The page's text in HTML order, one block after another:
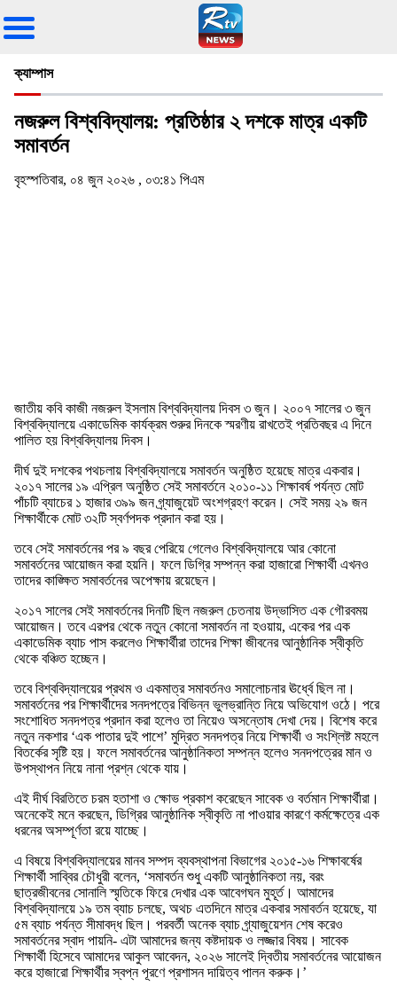
ক্যাম্পাস
নজরুল বিশ্ববিদ্যালয়: প্রতিষ্ঠার ২ দশকে মাত্র একটি
সমাবর্তন
বৃহস্পতিবার, ০৪ জুন ২০২৬ , ০৩:৪১ পিএম
জাতীয় কবি কাজী নজরুল ইসলাম বিশ্ববিদ্যালয় দিবস ৩ জুন। ২০০৭ সালের ৩ জুন
বিশ্ববিদ্যালয়ে একাডেমিক কার্যক্রম শুরুর দিনকে স্মরণীয় রাখতেই প্রতিবছর এ দিনে
পালিত হয় বিশ্ববিদ্যালয় দিবস।
দীর্ঘ দুই দশকের পথচলায় বিশ্ববিদ্যালয়ে সমাবর্তন অনুষ্ঠিত হয়েছে মাত্র একবার।
২০১৭ সালের ১৯ এপ্রিল অনুষ্ঠিত সেই সমাবর্তনে ২০১০-১১ শিক্ষাবর্ষ পর্যন্ত মোট
পাঁচটি ব্যাচের ১ হাজার ৩৯৯ জন গ্র্যাজুয়েট অংশগ্রহণ করেন। সেই সময় ২৯ জন
শিক্ষার্থীকে মোট ৩২টি স্বর্ণপদক প্রদান করা হয়।
তবে সেই সমাবর্তনের পর ৯ বছর পেরিয়ে গেলেও বিশ্ববিদ্যালয়ে আর কোনো
সমাবর্তনের আয়োজন করা হয়নি। ফলে ডিগ্রি সম্পন্ন করা হাজারো শিক্ষার্থী এখনও
তাদের কাঙ্ক্ষিত সমাবর্তনের অপেক্ষায় রয়েছেন।
২০১৭ সালের সেই সমাবর্তনের দিনটি ছিল নজরুল চেতনায় উদ্ভাসিত এক গৌরবময়
আয়োজন। তবে এরপর থেকে নতুন কোনো সমাবর্তন না হওয়ায়, একের পর এক
একাডেমিক ব্যাচ পাস করলেও শিক্ষার্থীরা তাদের শিক্ষা জীবনের আনুষ্ঠানিক স্বীকৃতি
থেকে বঞ্চিত হচ্ছেন।
তবে বিশ্ববিদ্যালয়ের প্রথম ও একমাত্র সমাবর্তনও সমালোচনার ঊর্ধ্বে ছিল না।
সমাবর্তনের পর শিক্ষার্থীদের সনদপত্রে বিভিন্ন ভুলভ্রান্তি নিয়ে অভিযোগ ওঠে। পরে
সংশোধিত সনদপত্র প্রদান করা হলেও তা নিয়েও অসন্তোষ দেখা দেয়। বিশেষ করে
নতুন নকশার ‘এক পাতার দুই পাশে’ মুদ্রিত সনদপত্র নিয়ে শিক্ষার্থী ও সংশ্লিষ্ট মহলে
বিতর্কের সৃষ্টি হয়। ফলে সমাবর্তনের আনুষ্ঠানিকতা সম্পন্ন হলেও সনদপত্রের মান ও
উপস্থাপন নিয়ে নানা প্রশ্ন থেকে যায়।
এই দীর্ঘ বিরতিতে চরম হতাশা ও ক্ষোভ প্রকাশ করেছেন সাবেক ও বর্তমান শিক্ষার্থীরা।
অনেকেই মনে করছেন, ডিগ্রির আনুষ্ঠানিক স্বীকৃতি না পাওয়ার কারণে কর্মক্ষেত্রে এক
ধরনের অসম্পূর্ণতা রয়ে যাচ্ছে।
এ বিষয়ে বিশ্ববিদ্যালয়ের মানব সম্পদ ব্যবস্থাপনা বিভাগের ২০১৫-১৬ শিক্ষাবর্ষের
শিক্ষার্থী সাব্বির চৌধুরী বলেন, ‘সমাবর্তন শুধু একটি আনুষ্ঠানিকতা নয়, বরং
ছাত্রজীবনের সোনালি স্মৃতিকে ফিরে দেখার এক আবেগঘন মুহূর্ত। আমাদের
বিশ্ববিদ্যালয়ে ১৯ তম ব্যাচ চলছে, অথচ এতদিনে মাত্র একবার সমাবর্তন হয়েছে, যা
৫ম ব্যাচ পর্যন্ত সীমাবদ্ধ ছিল। পরবর্তী অনেক ব্যাচ গ্র্যাজুয়েশন শেষ করেও
সমাবর্তনের স্বাদ পায়নি- এটা আমাদের জন্য কষ্টদায়ক ও লজ্জার বিষয়। সাবেক
শিক্ষার্থী হিসেবে আমাদের আকুল আবেদন, ২০২৬ সালেই দ্বিতীয় সমাবর্তনের আয়োজন
করে হাজারো শিক্ষার্থীর স্বপ্ন পূরণে প্রশাসন দায়িত্ব পালন করুক।’